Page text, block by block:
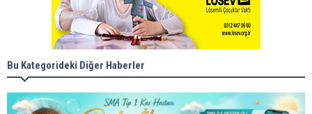
Bu Kategorideki Diğer Haberler